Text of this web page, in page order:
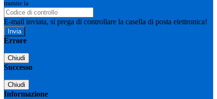
tramite la
E-mail inviata, si prega di controllare la casella di posta elettronica!
Errore
Chiudi
Successo
Chiudi
Informazione